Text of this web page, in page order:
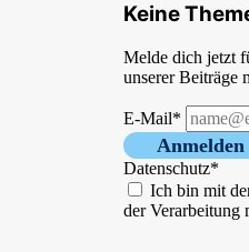
Keine
Melde dich jetzt
unserer Beiträge
E-Mail*
Anmelden
Datenschutz*
Ich bin mit
der Verarbeitung